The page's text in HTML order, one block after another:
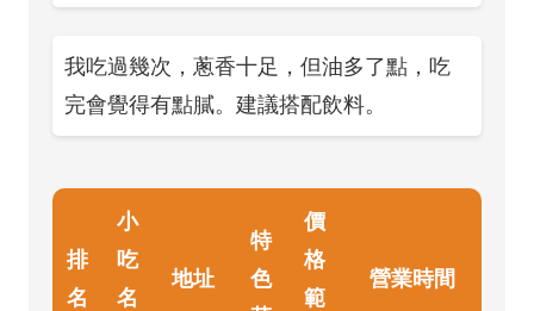
我吃過幾次，蔥香十足，但油多了點，吃
完會覺得有點膩。建議搭配飲料。
排
名
小
吃
名
地址
特
色
價
格
範
營業時間